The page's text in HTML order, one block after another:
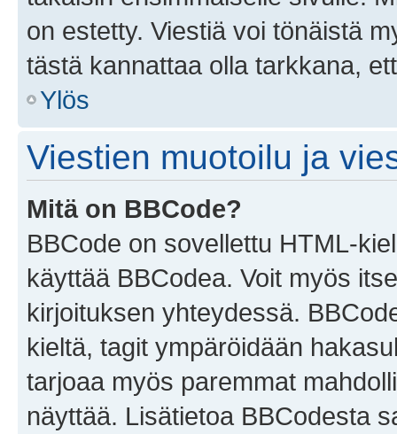
on estetty. Viestiä voi tönäistä
tästä kannattaa olla tarkkana,
Ylös
Viestien muotoilu ja
Mitä on BBCode?
BBCode on sovellettu HTML-
käyttää BBCodea. Voit myös
kirjoituksen yhteydessä.
kieltä, tagit ympäröidään
tarjoaa myös paremmat
näyttää. Lisätietoa BBCodesta